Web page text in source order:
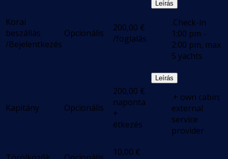
Korai
beszállás
/Bejelentkezés
Opcionális 200,00 €
/foglalás
Leírás
.Check-in
1:00 pm -
2:00 pm, max
5 yachts
Kapitány Opcionális
200,00 €
naponta
+
étkezés
Leírás
.+ own cabin;
external
service
provider
10,00 €